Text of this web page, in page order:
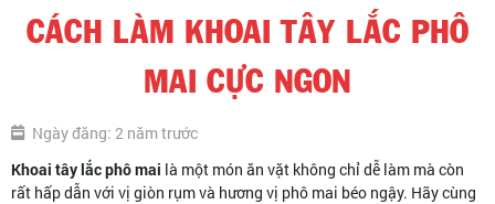
CÁCH LÀM KHOAI TÂY LẮC PHÔ
MAI CỰC NGON
Ngày đăng: 2 năm trước
Khoai tây lắc phô mai là một món ăn vặt không chỉ dễ làm mà còn
rất hấp dẫn với vị giòn rụm và hương vị phô mai béo ngậy. Hãy cùng